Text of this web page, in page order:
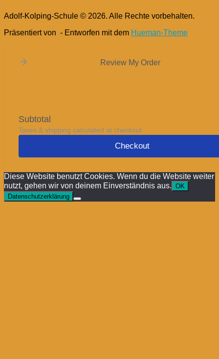
Adolf-Kolping-Schule © 2026. Alle Rechte vorbehalten.
Präsentiert von - Entworfen mit dem Hueman-Theme
Review My Order
Subtotal
Taxes & shipping calculated at checkout
Checkout
Diese Website benutzt Cookies. Wenn du die Website weiter
nutzt, gehen wir von deinem Einverständnis aus. OK
Datenschutzerklärung